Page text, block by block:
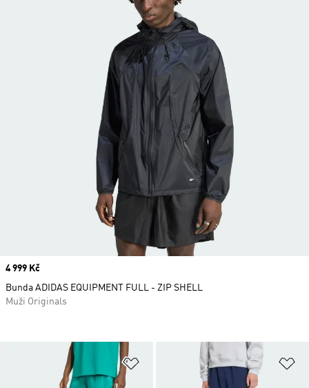
Přidat do seznamu přání
Price
4 999 Kč
Bunda ADIDAS EQUIPMENT FULL - ZIP SHELL
Muži Originals